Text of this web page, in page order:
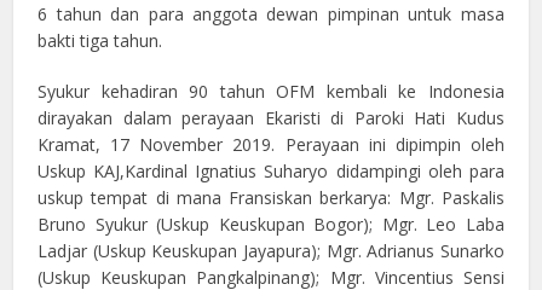
6 tahun dan para anggota dewan pimpinan untuk masa
bakti tiga tahun.
Syukur kehadiran 90 tahun OFM kembali ke Indonesia
dirayakan dalam perayaan Ekaristi di Paroki Hati Kudus
Kramat, 17 November 2019. Perayaan ini dipimpin oleh
Uskup KAJ,Kardinal Ignatius Suharyo didampingi oleh para
uskup tempat di mana Fransiskan berkarya: Mgr. Paskalis
Bruno Syukur (Uskup Keuskupan Bogor); Mgr. Leo Laba
Ladjar (Uskup Keuskupan Jayapura); Mgr. Adrianus Sunarko
(Uskup Keuskupan Pangkalpinang); Mgr. Vincentius Sensi